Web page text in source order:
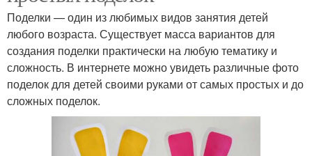
Поделки — один из любимых видов занятия детей
любого возраста. Существует масса вариантов для
создания поделки практически на любую тематику и
сложность. В интернете можно увидеть различные фото
поделок для детей своими руками от самых простых и до
сложных поделок.